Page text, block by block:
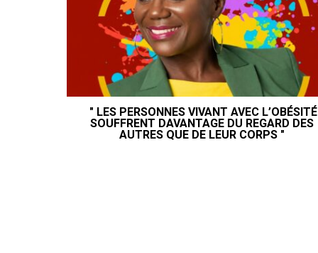
" LES PERSONNES VIVANT AVEC L’OBÉSITÉ
SOUFFRENT DAVANTAGE DU REGARD DES
AUTRES QUE DE LEUR CORPS "